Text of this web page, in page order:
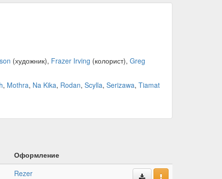
(художник), Frazer Irving (колорист), Greg
, Mothra, Na Kika, Rodan, Scylla, Serizawa, Tiamat
Оформление
Rezer